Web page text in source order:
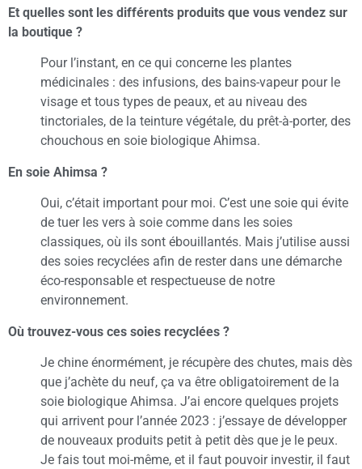
Et quelles sont les différents produits que vous vendez sur
la boutique ?
Pour l’instant, en ce qui concerne les plantes
médicinales : des infusions, des bains-vapeur pour le
visage et tous types de peaux, et au niveau des
tinctoriales, de la teinture végétale, du prêt-à-porter, des
chouchous en soie biologique Ahimsa.
En soie Ahimsa ?
Oui, c’était important pour moi. C’est une soie qui évite
de tuer les vers à soie comme dans les soies
classiques, où ils sont ébouillantés. Mais j’utilise aussi
des soies recyclées afin de rester dans une démarche
éco-responsable et respectueuse de notre
environnement.
Où trouvez-vous ces soies recyclées ?
Je chine énormément, je récupère des chutes, mais dès
que j’achète du neuf, ça va être obligatoirement de la
soie biologique Ahimsa. J’ai encore quelques projets
qui arrivent pour l’année 2023 : j’essaye de développer
de nouveaux produits petit à petit dès que je le peux.
Je fais tout moi-même, et il faut pouvoir investir, il faut